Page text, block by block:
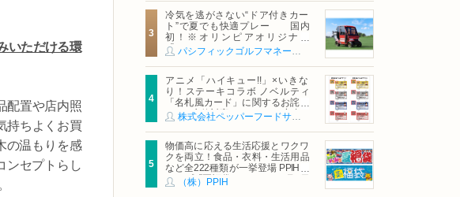
いただける環
配置や店内照
持ちよくお買
の温もりを感
ンセプトらし
冷気を逃がさない“ドア付きカー
ト”で夏でも快適プレー 国内
初！※オリンピアオリジナル
「AirCon Cart（エアコンカー
ト）」導入 | ＰＧＭ
アニメ「ハイキュー!!」×いきな
り！ステーキコラボ ノベルティ
「名札風カード」に関するお詫び
および交換対応についてのご案内
物価高に応える生活応援とワクワ
クを両立！食品・衣料・生活用品
など全222種類が一挙登場 PPIHグ
ループ「夏福袋」＆セール 8月6日
(木)より順次スタート
（株）PPIH